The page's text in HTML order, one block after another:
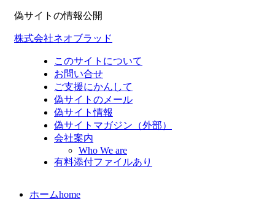
偽サイトの情報公開
株式会社ネオブラッド
このサイトについて
お問い合せ
ご支援にかんして
偽サイトのメール
偽サイト情報
偽サイトマガジン（外部）
会社案内
Who We are
有料添付ファイルあり
ホームhome